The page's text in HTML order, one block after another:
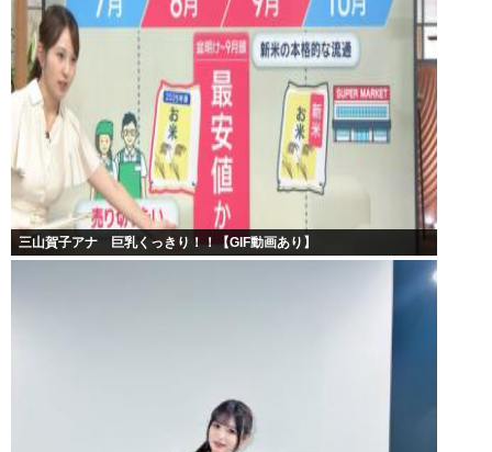
三山賀子アナ 巨乳くっきり！！【GIF動画あり】